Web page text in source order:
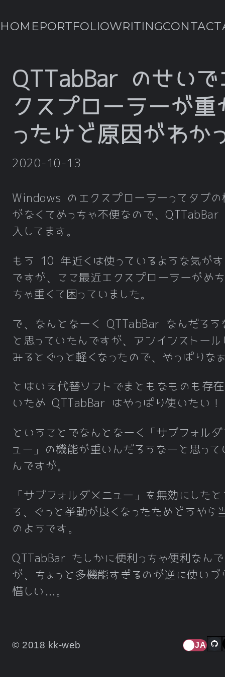
HOMEPORTFOLIOWRITINGCONTACT
QTTabBar のせいで
クスプローラーが重
ったけど原因がわか
2020-10-13
Windows のエクスプローラーってタブの
がなくてめっちゃ不便なので、QTTabBar
入してます。
もう 10 年近くは使っているような気がす
ですが、ここ最近エクスプローラーがめ
ちゃ重くて困っていました。
で、なんとなーく QTTabBar なんだろう
と思っていたんですが、アンインストール
みるとぐっと軽くなったので、やっぱりな
とはいえ代替ソフトでまともなものも存
いため QTTabBar はやっぱり使いたい！
ということでなんとなーく「サブフォル
ュー」の機能が重いんだろうなーと思って
んですが。
「サブフォルダメニュー」を無効にしたと
ろ、ぐっと挙動が良くなったためどうやら
のようです。
QTTabBar たしかに便利っちゃ便利なん
が、ちょっと多機能すぎるのが逆に使いづ
惜しい…。
© 2018 kk-web JA